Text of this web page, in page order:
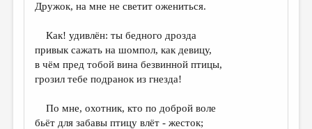
ИЗБРАННОЕ
ДАЙДЖЕСТ
ПЕРЕВОДЫ
Дружок, на мне не светит ожениться.
Как! удивлён: ты бедного дрозда
привык сажать на шомпол, как девицу,
в чём пред тобой вина безвинной птицы,
грозил тебе подранок из гнезда!
По мне, охотник, кто по доброй воле
бьёт для забавы птицу влёт - жесток;